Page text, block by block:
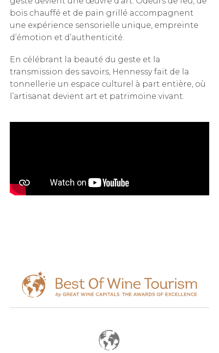
bois chauffé et de pain grillé accompagnent
une expérience sensorielle unique, empreinte
d’émotion et d’authenticité.
En célébrant la beauté du geste et la
transmission des savoirs, Hennessy fait de la
tonnellerie un espace culturel à part entière, où
l’artisanat devient art et patrimoine vivant.